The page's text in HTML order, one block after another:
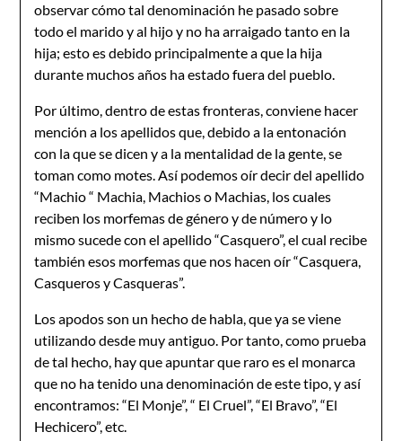
observar cómo tal denominación he pasado sobre
todo el marido y al hijo y no ha arraigado tanto en la
hija; esto es debido principalmente a que la hija
durante muchos años ha estado fuera del pueblo.
Por último, dentro de estas fronteras, conviene hacer
mención a los apellidos que, debido a la entonación
con la que se dicen y a la mentalidad de la gente, se
toman como motes. Así podemos oír decir del apellido
“Machio “ Machia, Machios o Machias, los cuales
reciben los morfemas de género y de número y lo
mismo sucede con el apellido “Casquero”, el cual recibe
también esos morfemas que nos hacen oír “Casquera,
Casqueros y Casqueras”.
Los apodos son un hecho de habla, que ya se viene
utilizando desde muy antiguo. Por tanto, como prueba
de tal hecho, hay que apuntar que raro es el monarca
que no ha tenido una denominación de este tipo, y así
encontramos: “El Monje”, “ El Cruel”, “El Bravo”, “El
Hechicero”, etc.